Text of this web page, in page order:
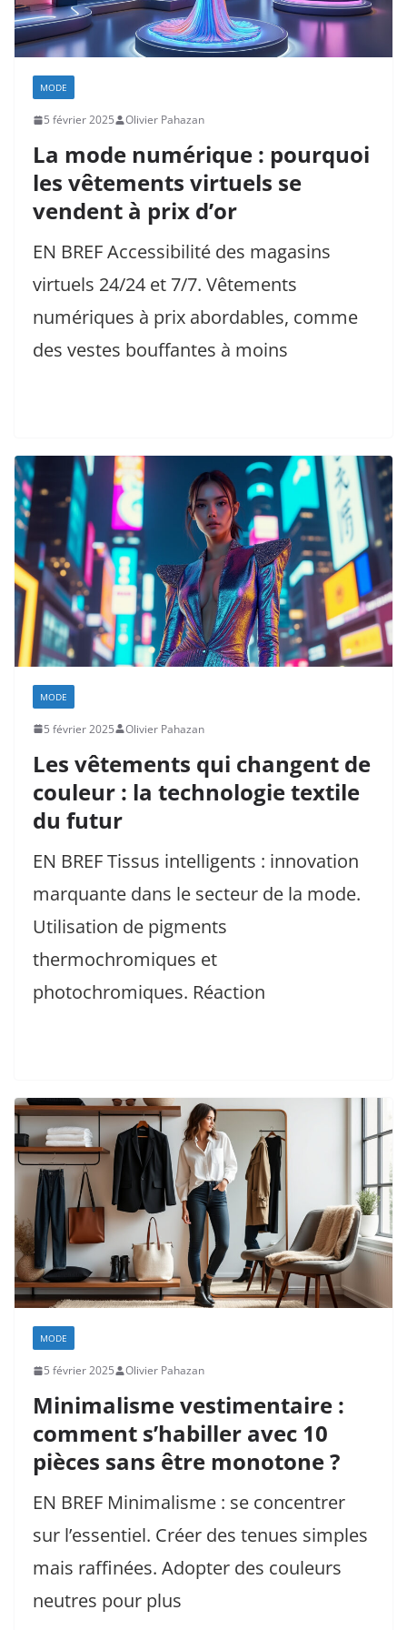
MODE
5 février 2025 Olivier Pahazan
La mode numérique : pourquoi
les vêtements virtuels se
vendent à prix d’or
EN BREF Accessibilité des magasins
virtuels 24/24 et 7/7. Vêtements
numériques à prix abordables, comme
des vestes bouffantes à moins
MODE
5 février 2025 Olivier Pahazan
Les vêtements qui changent de
couleur : la technologie textile
du futur
EN BREF Tissus intelligents : innovation
marquante dans le secteur de la mode.
Utilisation de pigments
thermochromiques et
photochromiques. Réaction
MODE
5 février 2025 Olivier Pahazan
Minimalisme vestimentaire :
comment s’habiller avec 10
pièces sans être monotone ?
EN BREF Minimalisme : se concentrer
sur l’essentiel. Créer des tenues simples
mais raffinées. Adopter des couleurs
neutres pour plus